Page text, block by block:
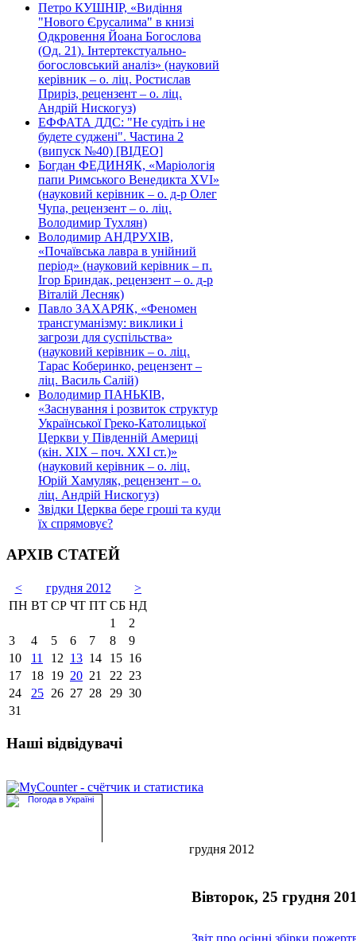
Петро КУШНІР, «Видіння
"Нового Єрусалима" в книзі
Одкровення Йоана Богослова
(Од. 21). Інтертекстуально-
богословський аналіз» (науковий
керівник – о. ліц. Ростислав
Приріз, рецензент – о. ліц.
Андрій Нискогуз)
ЕФФАТА ДДС: "Не судіть і не
будете суджені". Частина 2
(випуск №40) [ВІДЕО]
Богдан ФЕДИНЯК, «Маріологія
папи Римського Венедикта XVI»
(науковий керівник – о. д-р Олег
Чупа, рецензент – о. ліц.
Володимир Тухлян)
Володимир АНДРУХІВ,
«Почаївська лавра в унійний
період» (науковий керівник – п.
Ігор Бриндак, рецензент – о. д-р
Віталій Лесняк)
Павло ЗАХАРЯК, «Феномен
трансгуманізму: виклики і
загрози для суспільства»
(науковий керівник – о. ліц.
Тарас Коберинко, рецензент –
ліц. Василь Салій)
Володимир ПАНЬКІВ,
«Заснування і розвиток структур
Української Греко-Католицької
Церкви у Південній Америці
(кін. ХІХ – поч. ХХІ ст.)»
(науковий керівник – о. ліц.
Юрій Хамуляк, рецензент – о.
ліц. Андрій Нискогуз)
Звідки Церква бере гроші та куди
їх спрямовує?
АРХІВ СТАТЕЙ
< грудня 2012
>
ПН ВТ СР ЧТ ПТ СБ НД
1
2
3
4 5 6 7 8
9
10
11 12 13 14 15 16
17
18 19 20 21 22 23
24
25 26 27 28 29 30
31
Наші відвідувачі
грудня 2012
Вівторок, 25 грудня
Звіт про осінні збірки